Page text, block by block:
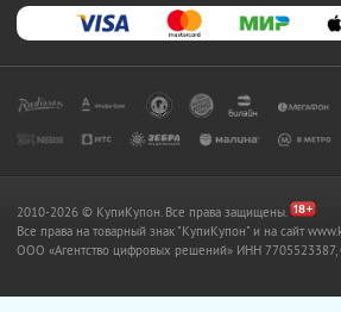
2010-2026 © КупиКупон. Все права защищены.
Все права на товарный знак "КупиКупон" и на сайт
OOO «Агентство цифровых решений» ИНН